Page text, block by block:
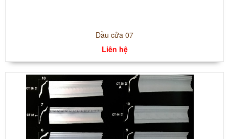
Đầu cửa 07
Liên hệ